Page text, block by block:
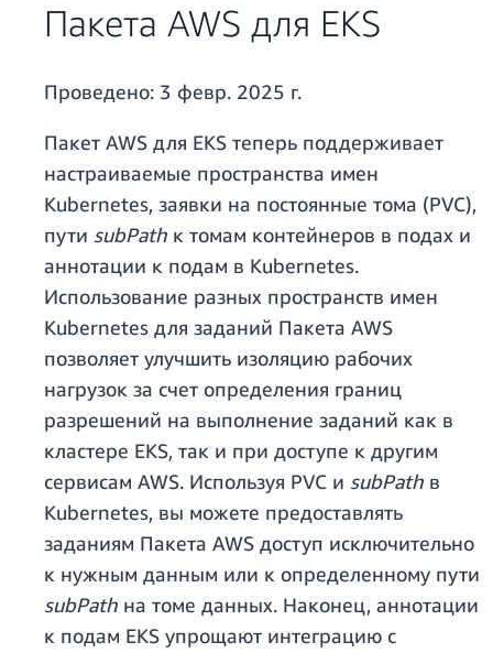
Пакета AWS для EKS
Проведено: 3 февр. 2025 г.
Пакет AWS для EKS теперь поддерживает
настраиваемые пространства имен
Kubernetes, заявки на постоянные тома (PVC),
пути subPath к томам контейнеров в подах и
аннотации к подам в Kubernetes.
Использование разных пространств имен
Kubernetes для заданий Пакета AWS
позволяет улучшить изоляцию рабочих
нагрузок за счет определения границ
разрешений на выполнение заданий как в
кластере EKS, так и при доступе к другим
сервисам AWS. Используя PVC и subPath в
Kubernetes, вы можете предоставлять
заданиям Пакета AWS доступ исключительно
к нужным данным или к определенному пути
subPath на томе данных. Наконец, аннотации
к подам EKS упрощают интеграцию с